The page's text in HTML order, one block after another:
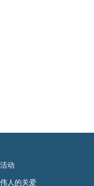
动
人的关爱